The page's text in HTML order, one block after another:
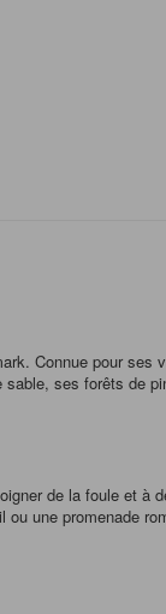
Connue pour
ses forêts de
de la foule et
une promenade